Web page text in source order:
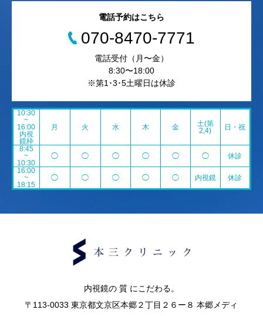
電話予約はこちら
070-8470-7771
電話受付（月〜金）
8:30〜18:00
※第1･3･5土曜日は休診
10:30
~
16:00
内視
鏡枠
月 火 水 木 金
土(第
2,4)
日・祝
8:45
~
10:30
◯ ◯ ◯ ◯ ◯ ◯
休診
16:00
~
18:15
◯ ◯ ◯ ◯ ◯ 内視鏡 休診
内視鏡の 質 にこだわる。
〒113-0033 東京都文京区本郷２丁目２６ー８ 本郷メディ